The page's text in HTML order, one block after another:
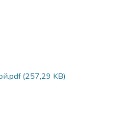
(257,29 KB)